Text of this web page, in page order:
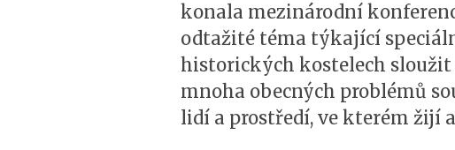
konala mezinárodní
odtažité téma týkající
historických kostelech sloužit
mnoha obecných problémů
lidí a prostředí, ve kterém žijí